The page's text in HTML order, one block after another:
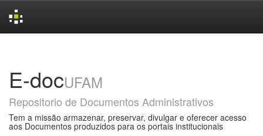
E-docUFAM
Repositorio de Documentos Administrativos
Tem a missão armazenar, preservar, divulgar e oferecer acesso
aos Documentos produzidos para os portais institucionais